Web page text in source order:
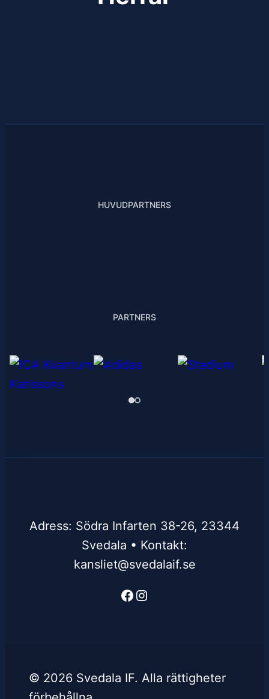
HUVUDPARTNERS
PARTNERS
Adress: Södra Infarten 38-26, 23344
Svedala • Kontakt:
kansliet@svedalaif.se
Facebook
Instagram
© 2026 Svedala IF. Alla rättigheter